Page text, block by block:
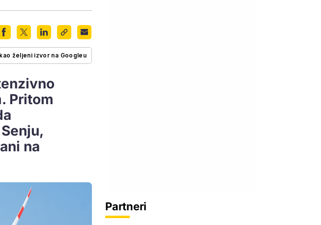
željeni izvor na Googleu
Pritom
na
Partneri